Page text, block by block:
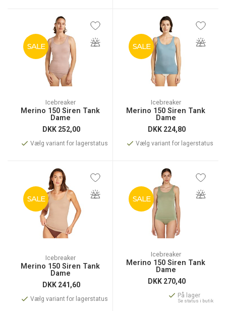
SALE
Icebreaker
Merino 150 Siren Tank
Dame
DKK 252,00
Vælg variant for lagerstatus
SALE
Icebreaker
Merino 150 Siren Tank
Dame
DKK 224,80
Vælg variant for lagerstatus
SALE
Icebreaker
Merino 150 Siren Tank
Dame
DKK 241,60
Vælg variant for lagerstatus
SALE
Icebreaker
Merino 150 Siren Tank
Dame
DKK 270,40
På lager
Se status i butik